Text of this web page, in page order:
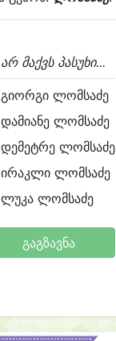
არ მაქვს პასუხი...
გიორგი ლომსაძე
დამიანე ლომსაძე
დემეტრე ლომსაძე
ირაკლი ლომსაძე
ლუკა ლომსაძე
გაგზავნა